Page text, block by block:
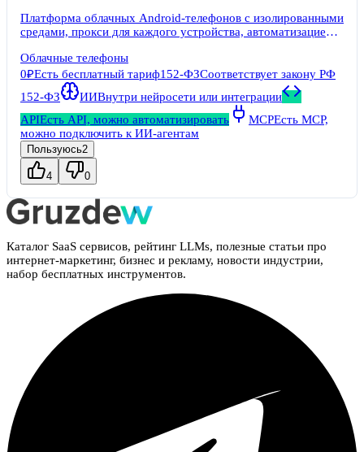
Платформа облачных Android-телефонов с изолированными
средами, прокси для каждого устройства, автоматизацией,
Облачные телефоны
0₽Есть бесплатный тариф152-ФЗСоответствует закону РФ
152-ФЗ
ИИВнутри нейросети или интеграции
APIЕсть API, можно автоматизировать MCPЕсть MCP,
можно подключить к ИИ-агентам
Пользуюсь2
4 0
Каталог SaaS сервисов, рейтинг LLMs, полезные статьи про
интернет-маркетинг, бизнес и рекламу, новости индустрии,
набор бесплатных инструментов.